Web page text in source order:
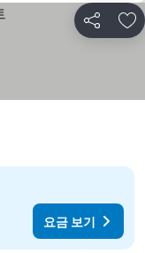
공유 즐
요금 보기